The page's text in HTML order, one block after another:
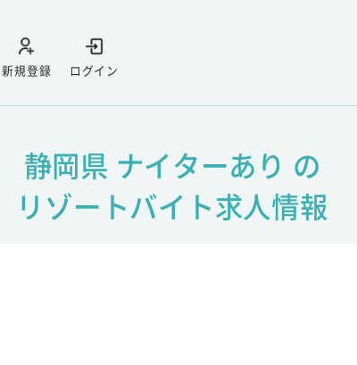
ログイン
新規登録
静岡県 ナイターあり の
リゾートバイト求人情報